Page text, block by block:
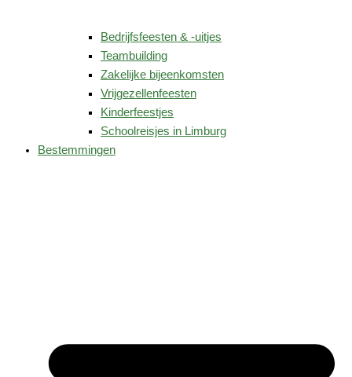
Bedrijfsfeesten & -uitjes
Teambuilding
Zakelijke bijeenkomsten
Vrijgezellenfeesten
Kinderfeestjes
Schoolreisjes in Limburg
Bestemmingen